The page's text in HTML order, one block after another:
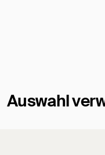
Auswahl